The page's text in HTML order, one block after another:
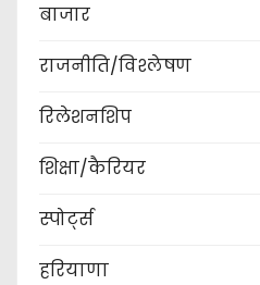
बाजार
राजनीति/विश्लेषण
रिलेशनशिप
शिक्षा/कैरियर
स्पोर्ट्स
हरियाणा